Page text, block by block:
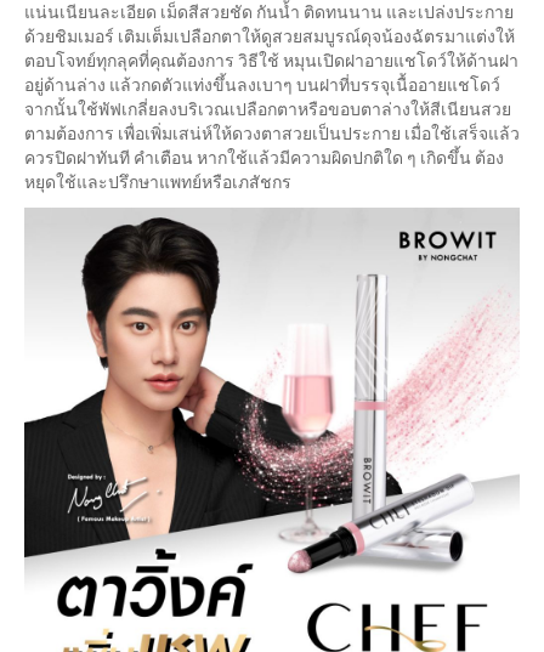
แน่นเนียนละเอียด เม็ดสีสวยชัด กันน้ำ ติดทนนาน และเปล่งประกาย
ด้วยชิมเมอร์ เติมเต็มเปลือกตาให้ดูสวยสมบูรณ์ดุจน้องฉัตรมาแต่งให้
ตอบโจทย์ทุกลุคที่คุณต้องการ วิธีใช้ หมุนเปิดฝาอายแชโดว์ให้ด้านฝา
อยู่ด้านล่าง แล้วกดตัวแท่งขึ้นลงเบาๆ บนฝาที่บรรจุเนื้ออายแชโดว์
จากนั้นใช้พัฟเกลี่ยลงบริเวณเปลือกตาหรือขอบตาล่างให้สีเนียนสวย
ตามต้องการ เพื่อเพิ่มเสน่ห์ให้ดวงตาสวยเป็นประกาย เมื่อใช้เสร็จแล้ว
ควรปิดฝาทันที คำเตือน หากใช้แล้วมีความผิดปกติใด ๆ เกิดขึ้น ต้อง
หยุดใช้และปรึกษาแพทย์หรือเภสัชกร